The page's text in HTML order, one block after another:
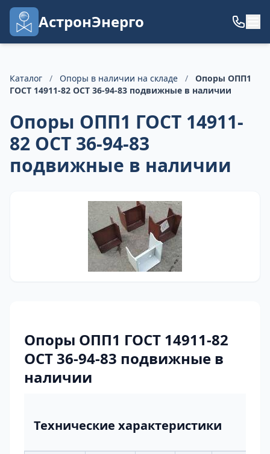
АстронЭнерго
Каталог / Опоры в наличии на складе /
Опоры ОПП1
ГОСТ 14911-82 ОСТ 36-94-83 подвижные в наличии
Опоры ОПП1 ГОСТ 14911-
82 ОСТ 36-94-83
подвижные в наличии
Опоры ОПП1 ГОСТ 14911-82
ОСТ 36-94-83 подвижные в
наличии
Технические характеристики